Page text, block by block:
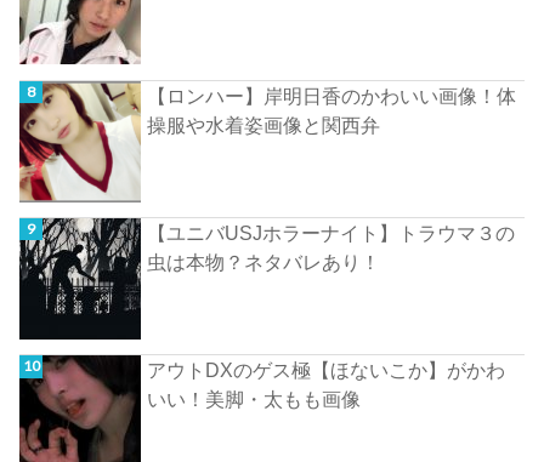
【ロンハー】岸明日香のかわいい画像！体
操服や水着姿画像と関西弁
【ユニバUSJホラーナイト】トラウマ３の
虫は本物？ネタバレあり！
アウトDXのゲス極【ほないこか】がかわ
いい！美脚・太もも画像